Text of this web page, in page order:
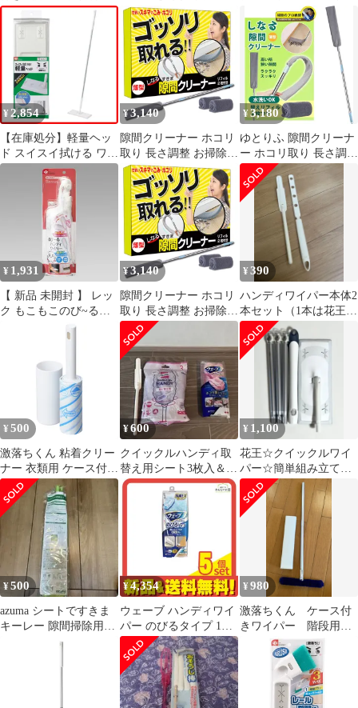
品 まとめ買い
ット (本体+シート2枚)
2個セット まとめ売り
り モップ （ はたき ダ
スター ほこり取り ハタ
キ 伸縮 掃除用具 激落
ちくん ）)
¥ 2,854
【在庫処分】軽量ヘッ
ド スイスイ拭ける ワイ
パー 激落ちくん (ジョ
イント)/床に密着 レッ
ク 立体クッション/押し
込みやすい立体差込口
¥3,140
隙間クリーナー ホコリ
取り 長さ調整 お掃除ワ
イパー 洗える はたき
ダスター お掃除グッズ
リフィル付【ゆとり
ふ】 [1]
¥3,180
ゆとりふ 隙間クリーナ
ー ホコリ取り 長さ調整
お掃除ワイパー 洗える
はたき ダスター お掃除
グッズ リフィル付(グ
リーン, 40～157cm)
¥ 1,931
【 新品 未開封 】 レッ
ク もこもこのび~るハ
ンディワイパー 未使用
¥3,140
隙間クリーナー ホコリ
取り 長さ調整 お掃除ワ
イパー 洗える はたき
ダスター お掃除グッズ
リフィル付【ゆとり
ふ】
¥390
ハンディワイパー本体2
本セット（1本は花王ク
イックルワイパー）
¥ 500
激落ちくん 粘着クリー
ナー 衣類用 ケース付き
（ レック 粘着ローラー
ホコリ取り 激落ち 本体
ハンディ テープ ケース
付 テープ幅12 玄関 衣
類 洋服 花粉 ホコリ 衣
類用クリーナー ）)
¥600
クイックルハンディ取
替え用シート3枚入＆ウ
ェーブハンディワイパ
¥ 1,100
花王☆クイックルワイ
パー☆簡単組み立て☆
すき間掃除☆ドライシ
ート付き☆早い者勝ち
¥500
azuma シートですきま
キーレー 隙間掃除用ワ
¥4,354
ウェーブ ハンディワイ
パー のびるタイプ 1セ
ット (本体+シート2枚)
5個セット まとめ売り
¥980
激落ちくん ケース付
きワイパー 階段用
１回使用 箱無し